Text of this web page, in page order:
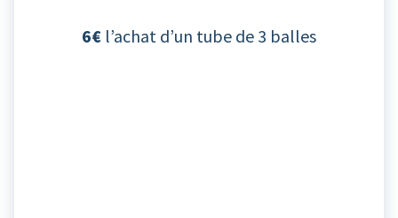
6€ l’achat d’un tube de 3 balles